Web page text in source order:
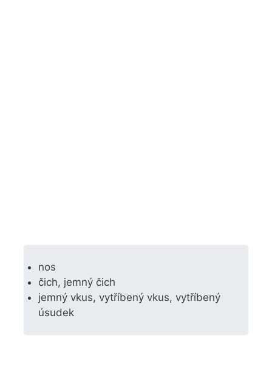
nos
čich, jemný čich
jemný vkus, vytříbený vkus, vytříbený
úsudek